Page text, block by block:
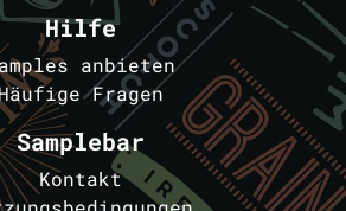
Hilfe
anbieten
Fragen
Samplebar
Kontakt